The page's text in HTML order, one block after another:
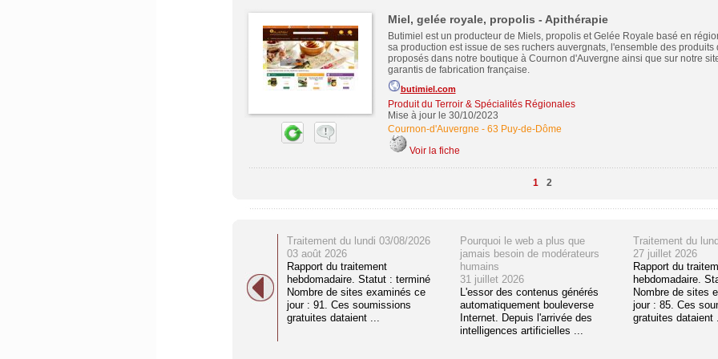
Miel, gelée royale, propolis - Apithérapie
Butimiel est un producteur de Miels, propolis et Gelée Royale basé en
sa production est issue de ses ruchers auvergnats, l'ensemble des produits
proposés dans notre boutique à Cournon d'Auvergne ainsi que sur notre
garantis de fabrication française.
butimiel.com
Produit du Terroir & Spécialités Régionales
Mise à jour le 30/10/2023
Cournon-d'Auvergne - 63 Puy-de-Dôme
Voir la fiche
1 2
Traitement du lundi 03/08/2026
03 août 2026
Rapport du traitement
hebdomadaire. Statut : terminé
Nombre de sites examinés ce
jour : 91. Ces soumissions
gratuites dataient ...
Pourquoi le web a plus que
jamais besoin de modérateurs
humains
31 juillet 2026
L'essor des contenus générés
automatiquement bouleverse
Internet. Depuis l'arrivée des
intelligences artificielles ...
Traitement du
27 juillet 2026
Rapport du
hebdomadaire.
Nombre de sites
jour : 85. Ces
gratuites dataient